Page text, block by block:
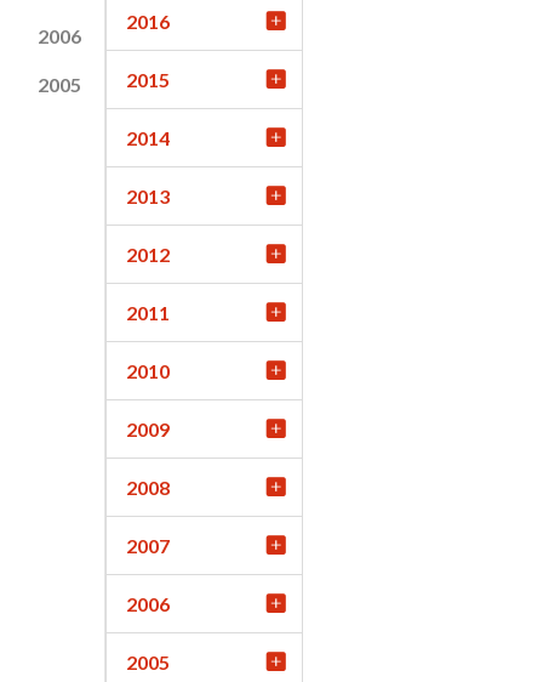
2006
2005
2016
2015
2014
2013
2012
2011
2010
2009
2008
2007
2006
2005